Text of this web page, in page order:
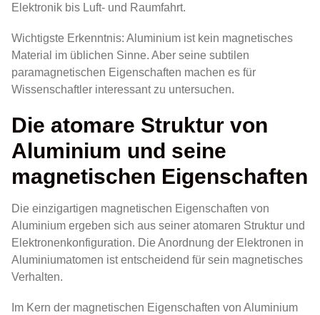
Elektronik bis Luft- und Raumfahrt.
Wichtigste Erkenntnis: Aluminium ist kein magnetisches
Material im üblichen Sinne. Aber seine subtilen
paramagnetischen Eigenschaften machen es für
Wissenschaftler interessant zu untersuchen.
Die atomare Struktur von
Aluminium und seine
magnetischen Eigenschaften
Die einzigartigen magnetischen Eigenschaften von
Aluminium ergeben sich aus seiner atomaren Struktur und
Elektronenkonfiguration. Die Anordnung der Elektronen in
Aluminiumatomen ist entscheidend für sein magnetisches
Verhalten.
Im Kern der magnetischen Eigenschaften von Aluminium